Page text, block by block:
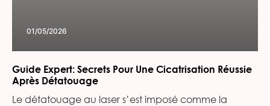
01/05/2026
Guide Expert: Secrets Pour Une Cicatrisation Réussie
Après Détatouage
Le détatouage au laser s’est imposé comme la